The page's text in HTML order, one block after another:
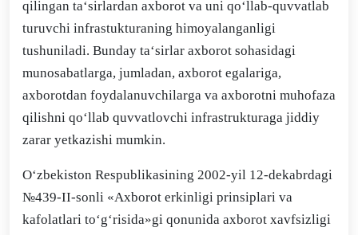
qilingan ta‘sirlardan axborot va uni qo‘llab-quvvatlab
turuvchi infrastukturaning himoyalanganligi
tushuniladi. Bunday tа‘sirlar ахbоrоt sоhаsidаgi
munоsаbаtlarga, jumladan, axborot egalariga,
axborotdan foydalanuvchilarga va axborotni muhofaza
qilishni qo‘llab quvvatlovchi infrastrukturaga jiddiy
zarar yetkazishi mumkin.
O‘zbekiston Respublikasining 2002-yil 12-dekabrdagi
№439-II-sonli «Axborot erkinligi prinsiplari va
kafolatlari to‘g‘risida»gi qonunida axborot xavfsizligi